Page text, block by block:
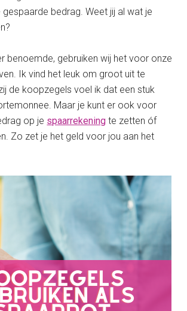
bedrag. Weet jij al wat je
benoemde, gebruiken wij het voor onze
Ik vind het leuk om groot uit te
de koopzegels voel ik dat een stuk
Maar je kunt er ook voor
op je spaarrekening te zetten óf
Zo zet je het geld voor jou aan het